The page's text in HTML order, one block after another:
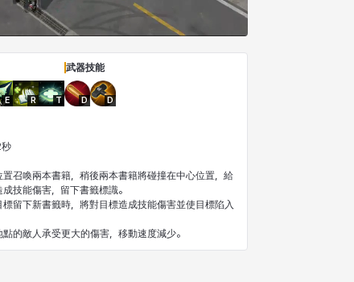
E R T
武器技能
D D
秒
召喚兩本書籍，稍後兩本書籍將碰撞在中心位置，給
技能傷害，留下書籤標識。
留下新書籤時，將對目標造成技能傷害並使目標陷入